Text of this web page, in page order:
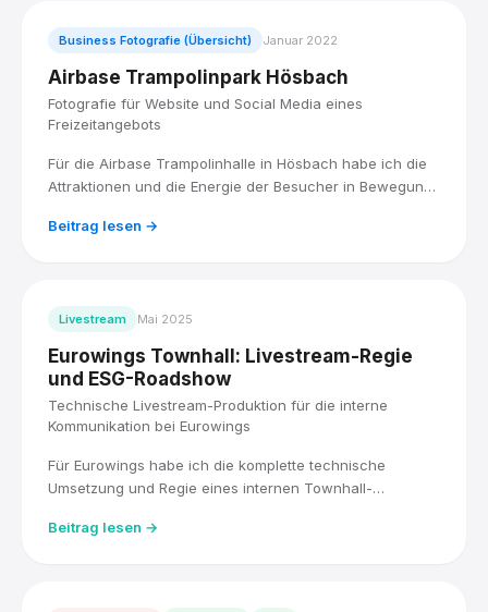
Business Fotografie (Übersicht) Januar 2022
Airbase Trampolinpark Hösbach
Fotografie für Website und Social Media eines
Freizeitangebots
Für die Airbase Trampolinhalle in Hösbach habe ich die
Attraktionen und die Energie der Besucher in Bewegung
Media zum Hingucker macht.
Beitrag lesen →
Livestream Mai 2025
Eurowings Townhall: Livestream-Regie
und ESG-Roadshow
Technische Livestream-Produktion für die interne
Kommunikation bei Eurowings
Für Eurowings habe ich die komplette technische
Umsetzung und Regie eines internen Townhall-
Mitarbeitende, mit drei Kameras und einem Blackmagic
Beitrag lesen →